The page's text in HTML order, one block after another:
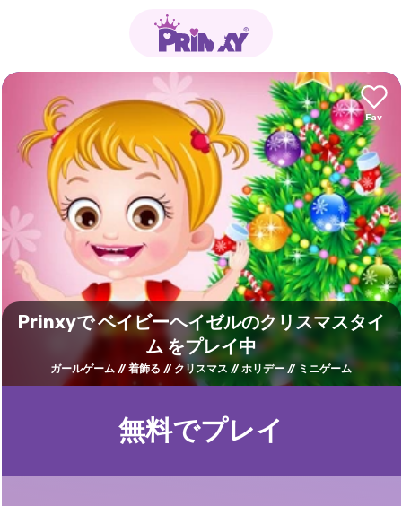
Prinxyで ベイビーヘイゼルのクリスマスタイ
ム をプレイ中
ガールゲーム 着飾る クリスマス ホリデー ミニゲーム
無料でプレイ